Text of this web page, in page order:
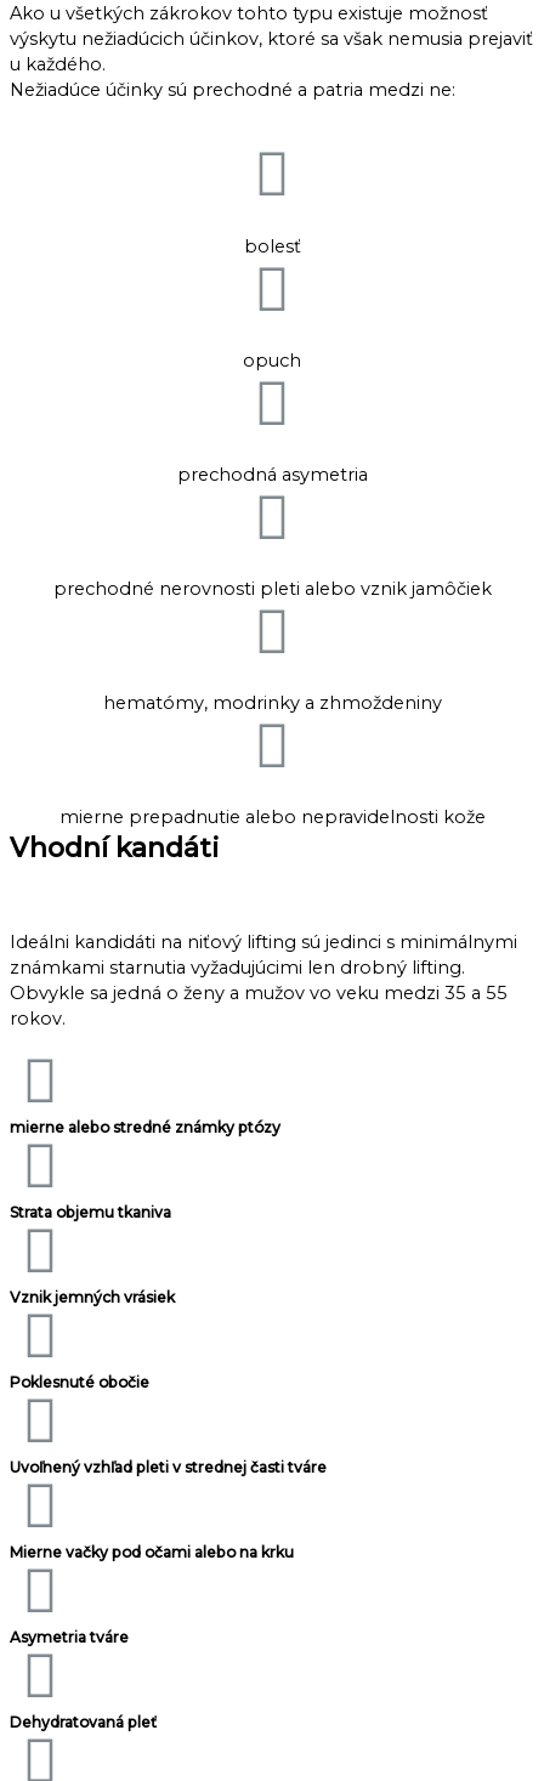
Ako u všetkých zákrokov tohto typu existuje možnosť
výskytu nežiadúcich účinkov, ktoré sa však nemusia prejaviť
u každého.
Nežiadúce účinky sú prechodné a patria medzi ne:
bolesť
opuch
prechodná asymetria
prechodné nerovnosti pleti alebo vznik jamôčiek
hematómy, modrinky a zhmoždeniny
mierne prepadnutie alebo nepravidelnosti kože
Vhodní kandáti
Ideálni kandidáti na niťový lifting sú jedinci s minimálnymi
známkami starnutia vyžadujúcimi len drobný lifting.
Obvykle sa jedná o ženy a mužov vo veku medzi 35 a 55
rokov.
mierne alebo stredné známky ptózy
Strata objemu tkaniva
Vznik jemných vrásiek
Poklesnuté obočie
Uvoľnený vzhľad pleti v strednej časti tváre
Mierne vačky pod očami alebo na krku
Asymetria tváre
Dehydratovaná pleť